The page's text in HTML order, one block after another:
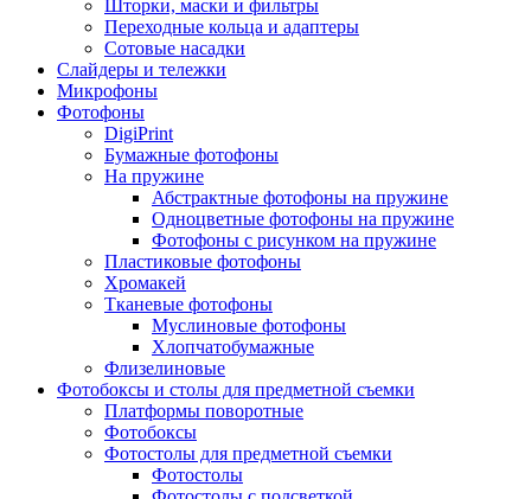
Шторки, маски и фильтры
Переходные кольца и адаптеры
Сотовые насадки
Слайдеры и тележки
Микрофоны
Фотофоны
DigiPrint
Бумажные фотофоны
На пружине
Абстрактные фотофоны на пружине
Одноцветные фотофоны на пружине
Фотофоны с рисунком на пружине
Пластиковые фотофоны
Хромакей
Тканевые фотофоны
Муслиновые фотофоны
Хлопчатобумажные
Флизелиновые
Фотобоксы и столы для предметной съемки
Платформы поворотные
Фотобоксы
Фотостолы для предметной съемки
Фотостолы